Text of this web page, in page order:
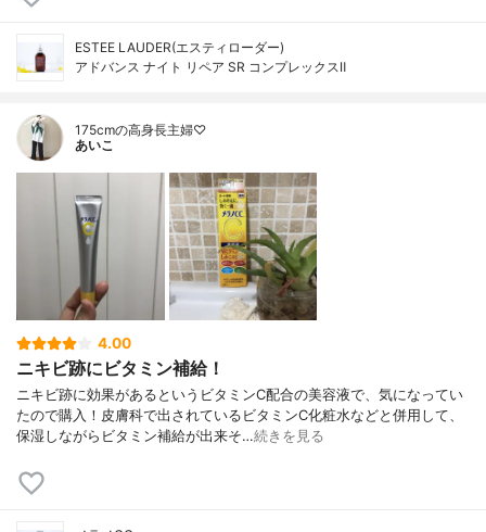
ESTEE LAUDER(エスティローダー)
アドバンス ナイト リペア SR コンプレックスⅡ
175cmの高身長主婦♡
あいこ
4.00
ニキビ跡にビタミン補給！
ニキビ跡に効果があるというビタミンC配合の美容液で、気になってい
たので購入！皮膚科で出されているビタミンC化粧水などと併用して、
保湿しながらビタミン補給が出来そ…続きを見る